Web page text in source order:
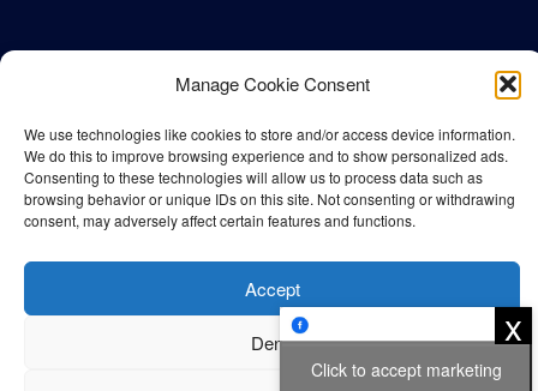
Manage Cookie Consent
We use technologies like cookies to store and/or access device information.
We do this to improve browsing experience and to show personalized ads.
Consenting to these technologies will allow us to process data such as
browsing behavior or unique IDs on this site. Not consenting or withdrawing
consent, may adversely affect certain features and functions.
Accept
Deny
reproduction of our content is strictly prohibited.
Cookie Policy
x
Click to accept marketing